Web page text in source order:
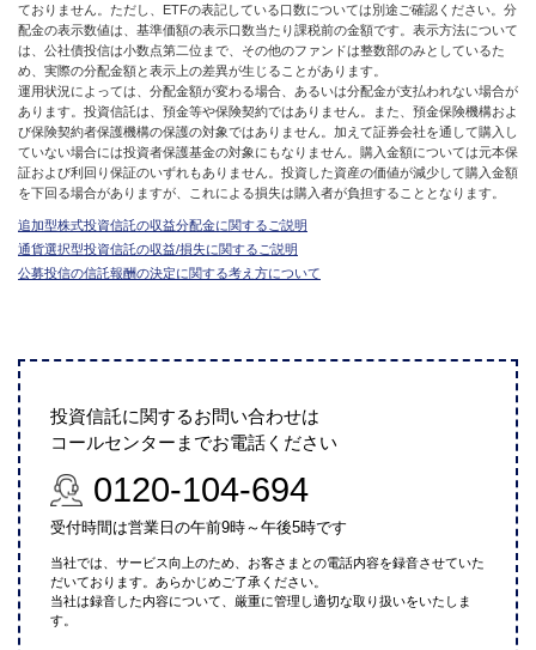
ておりません。ただし、ETFの表記している口数については別途ご確認ください。分
配金の表示数値は、基準価額の表示口数当たり課税前の金額です。表示方法について
は、公社債投信は小数点第二位まで、その他のファンドは整数部のみとしているた
め、実際の分配金額と表示上の差異が生じることがあります。
運用状況によっては、分配金額が変わる場合、あるいは分配金が支払われない場合が
あります。投資信託は、預金等や保険契約ではありません。また、預金保険機構およ
び保険契約者保護機構の保護の対象ではありません。加えて証券会社を通して購入し
ていない場合には投資者保護基金の対象にもなりません。購入金額については元本保
証および利回り保証のいずれもありません。投資した資産の価値が減少して購入金額
を下回る場合がありますが、これによる損失は購入者が負担することとなります。
追加型株式投資信託の収益分配金に関するご説明
通貨選択型投資信託の収益/損失に関するご説明
公募投信の信託報酬の決定に関する考え方について
投資信託に関するお問い合わせは
コールセンターまでお電話ください
0120-104-694
受付時間は営業日の午前9時～午後5時です
当社では、サービス向上のため、お客さまとの電話内容を録音させていた
だいております。あらかじめご了承ください。
当社は録音した内容について、厳重に管理し適切な取り扱いをいたしま
す。